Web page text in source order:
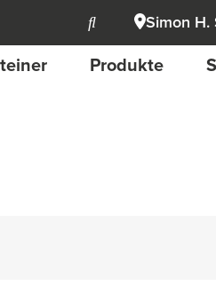
Simon H.
Produkte